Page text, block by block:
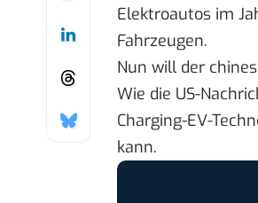
Elektroautos im
Fahrzeugen.
Nun will der
Wie die US-
Charging-EV-
kann.